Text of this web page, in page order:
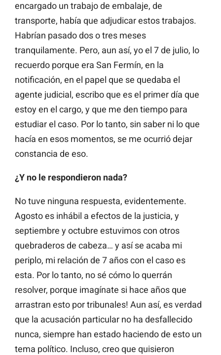
encargado un trabajo de embalaje, de
transporte, había que adjudicar estos trabajos.
Habrían pasado dos o tres meses
tranquilamente. Pero, aun así, yo el 7 de julio, lo
recuerdo porque era San Fermín, en la
notificación, en el papel que se quedaba el
agente judicial, escribo que es el primer día que
estoy en el cargo, y que me den tiempo para
estudiar el caso. Por lo tanto, sin saber ni lo que
hacía en esos momentos, se me ocurrió dejar
constancia de eso.
¿Y no le respondieron nada?
No tuve ninguna respuesta, evidentemente.
Agosto es inhábil a efectos de la justicia, y
septiembre y octubre estuvimos con otros
quebraderos de cabeza… y así se acaba mi
periplo, mi relación de 7 años con el caso es
esta. Por lo tanto, no sé cómo lo querrán
resolver, porque imagínate si hace años que
arrastran esto por tribunales! Aun así, es verdad
que la acusación particular no ha desfallecido
nunca, siempre han estado haciendo de esto un
tema político. Incluso, creo que quisieron